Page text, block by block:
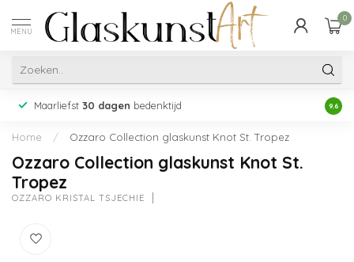
MENU
0
Maarliefst 30 dagen bedenktijd 9.6
Home / Ozzaro Collection glaskunst Knot St. Tropez
Ozzaro Collection glaskunst Knot St.
Tropez
OZZARO KRISTAL TSJECHIË